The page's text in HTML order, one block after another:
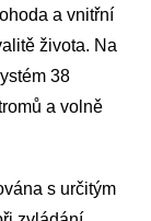
a vnitřní
života. Na
38
a volně
s určitým